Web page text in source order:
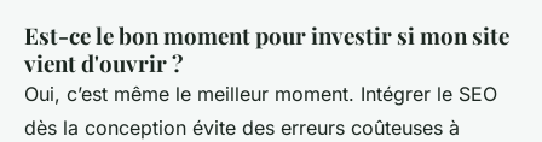
Est-ce le bon moment pour investir si mon site
vient d'ouvrir ?
Oui, c’est même le meilleur moment. Intégrer le SEO
dès la conception évite des erreurs coûteuses à